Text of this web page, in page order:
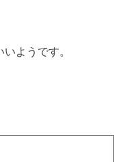
ようです。